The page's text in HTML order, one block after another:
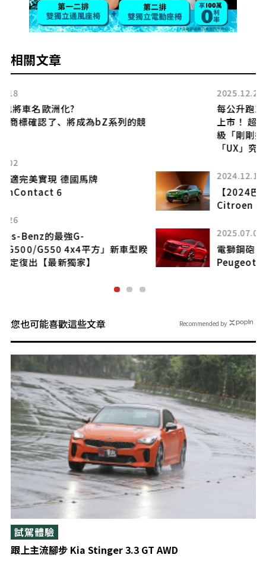
相關文章
每公升跑26km！ Lexus「全新小型SUV」
上市！ 超亮眼豪華內裝超吸睛！ 全長4.5m
級「剛剛好的尺寸」×還有純白內裝可選的
2024.12.10
【2024巴黎車展】主力預覽
Citroen C5 Aircross Concept
2025.07.08
電獅鋼砲
Peugeot E-208 GTi
您也可能喜歡這些文章
跟上主流腳步 Kia Stinger 3.3 GT AWD
試駕體驗
Recommended by